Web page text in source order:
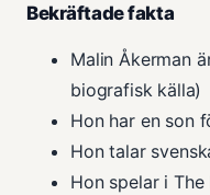
Bekräftade fakta
Malin Åkerman
biografisk källa)
Hon har en son
Hon talar
Hon spelar i